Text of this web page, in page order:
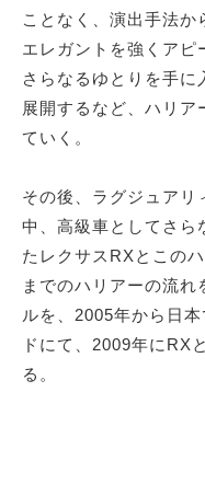
ことなく、演出手法か
エレガントを強くアピ
さらなるゆとりを手に
展開するなど、ハリア
ていく。
その後、ラグジュアリ
中、高級車としてさら
たレクサスRXとこの
までのハリアーの流
ルを、2005年から日
ドにて、2009年にRX
る。